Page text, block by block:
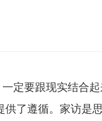
定要跟现实结合起
了遵循。家访是